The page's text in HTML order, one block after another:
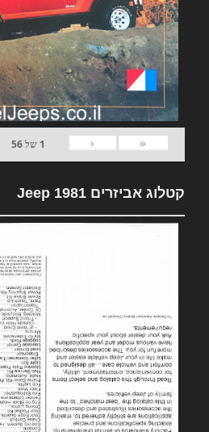
«
‹
1 של56
קטלוג אביזרים 1981 Jeep